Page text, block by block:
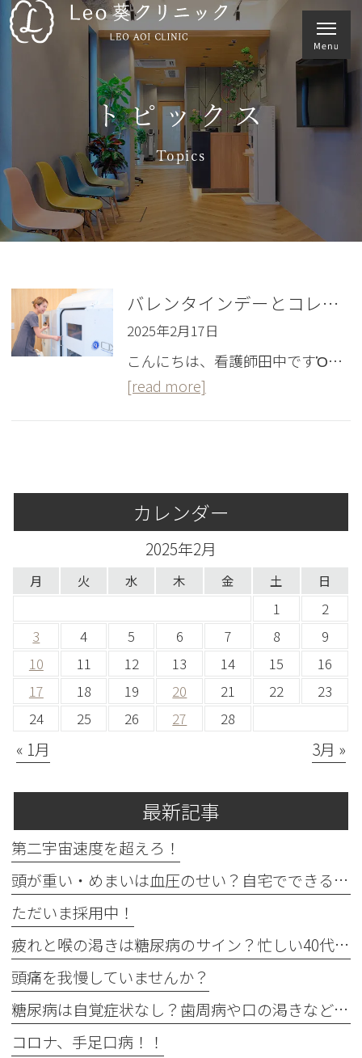
トピックス
Topics
バレンタインデーとコレステロール
2025年2月17日
こんにちは、看護師田中ですὉ…
[read more]
カレンダー
2025年2月
月 火 水 木 金 土 日
1
2
3
4 5 6 7 8
9
10
11 12 13 14 15
16
17
18 19 20 21 22
23
24
25 26 27 28
« 1月 3月 »
最新記事
第二宇宙速度を超えろ！
頭が重い・めまいは血圧のせい？自宅でできる確認法と受診目安
ただいま採用中！
疲れと喉の渇きは糖尿病のサイン？忙しい40代の受診目安
頭痛を我慢していませんか？
糖尿病は自覚症状なし？歯周病や口の渇きなど初期サイン5つと数値
コロナ、手足口病！！